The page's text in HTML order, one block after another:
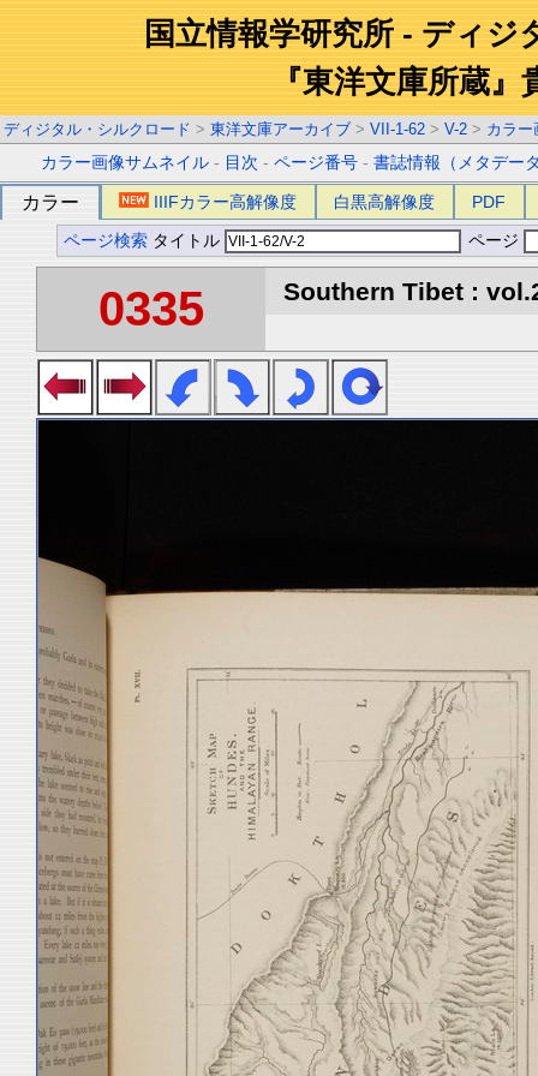
国立情報学研究所 - ディジ
『東洋文庫所蔵』
ディジタル・シルクロード > 東洋文庫アーカイブ > VII-1-62 > V-2 > カラー
カラー画像サムネイル - 目次 -ページ番号 -書誌情報（メタデー
カラー IIIFカラー高解像度 白黒高解像度 PDF
ページ検索 タイトル ページ
0335 Southern Tibet :